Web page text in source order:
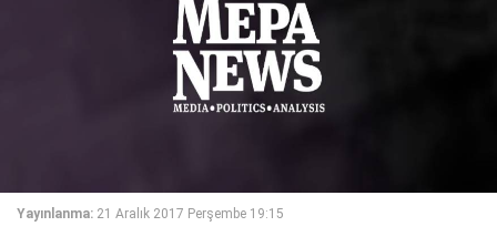
Yayınlanma: 21 Aralık 2017 Perşembe 19:15